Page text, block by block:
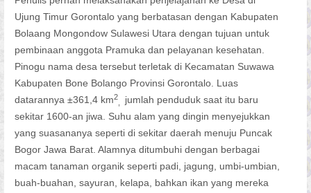
Ujung Timur Gorontalo yang berbatasan dengan Kabupaten
Bolaang Mongondow Sulawesi Utara dengan tujuan untuk
pembinaan anggota Pramuka dan pelayanan kesehatan.
Pinogu nama desa tersebut terletak di Kecamatan Suwawa
Kabupaten Bone Bolango Provinsi Gorontalo. Luas
datarannya ±361,4 km2
,
jumlah penduduk saat itu baru
sekitar 1600-an jiwa. Suhu alam yang dingin menyejukkan
yang suasananya seperti di sekitar daerah menuju Puncak
Bogor Jawa Barat. Alamnya ditumbuhi dengan berbagai
macam tanaman organik seperti padi, jagung, umbi-umbian,
buah-buahan, sayuran, kelapa, bahkan ikan yang mereka